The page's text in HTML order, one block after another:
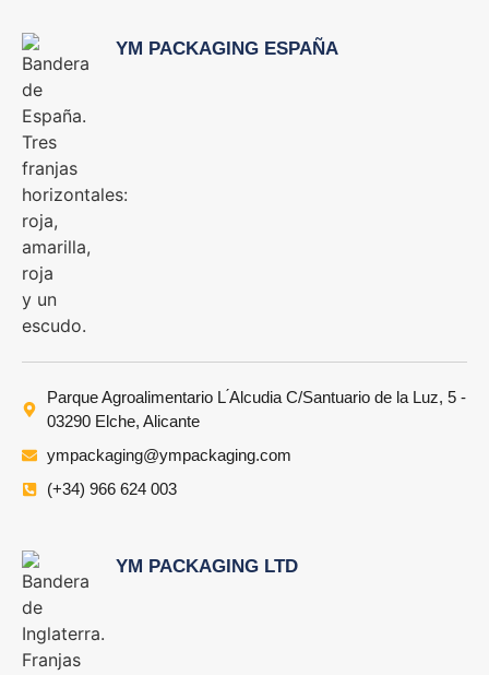
YM PACKAGING ESPAÑA
Parque Agroalimentario L ́Alcudia C/Santuario de la Luz, 5 -
03290 Elche, Alicante
ympackaging@ympackaging.com
(+34) 966 624 003
YM PACKAGING LTD